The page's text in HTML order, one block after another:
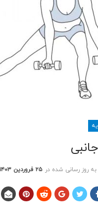
به روز رسانی شده در ۲۵ فروردین ۱۴۰۳